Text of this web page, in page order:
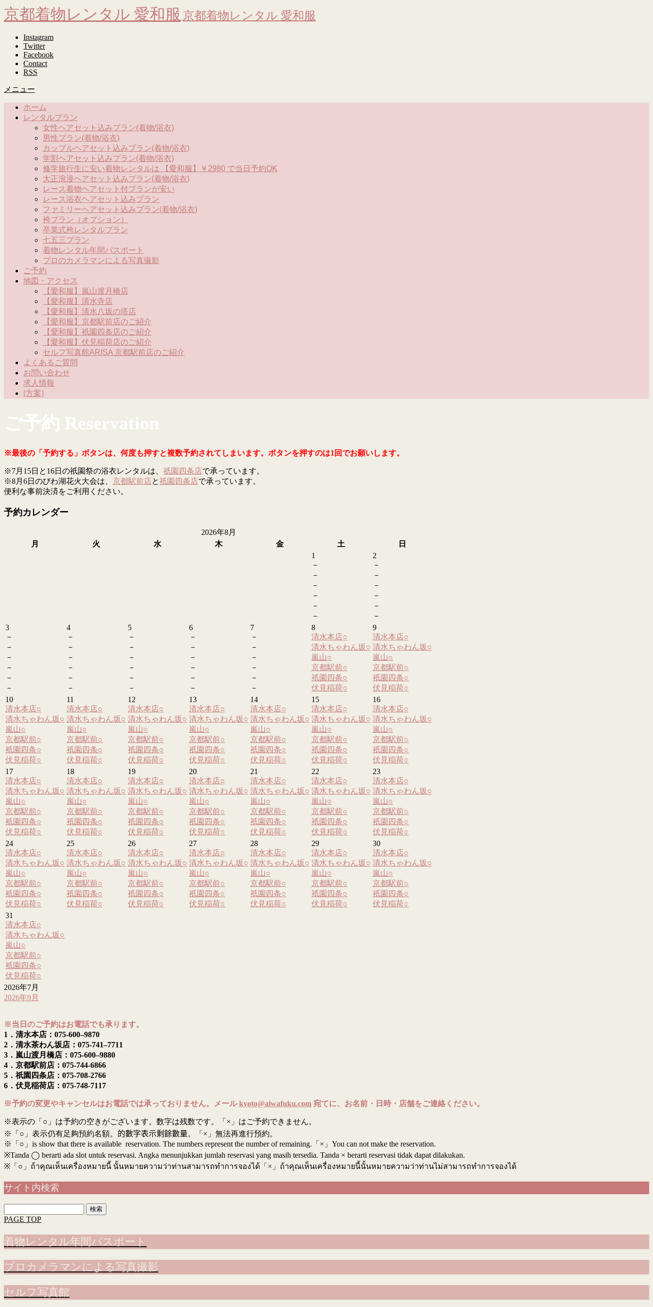
京都着物レンタル 愛和服 京都着物レンタル 愛和服
Instagram
Twitter
Facebook
Contact
RSS
メニュー
ホーム
レンタルプラン
女性ヘアセット込みプラン(着物/浴衣)
男性プラン(着物/浴衣)
カップルヘアセット込みプラン(着物/浴衣)
学割ヘアセット込みプラン(着物/浴衣)
修学旅行生に安い着物レンタルは 【愛和服】￥2980 で当日予約OK
大正浪漫ヘアセット込みプラン(着物/浴衣)
レース着物ヘアセット付プランが安い
レース浴衣ヘアセット込みプラン
ファミリーヘアセット込みプラン(着物/浴衣)
袴プラン（オプション）
卒業式袴レンタルプラン
七五三プラン
着物レンタル年間パスポート
プロのカメラマンによる写真撮影
ご予約
地図・アクセス
【愛和服】嵐山渡月橋店
【愛和服】清水寺店
【愛和服】清水八坂の塔店
【愛和服】京都駅前店のご紹介
【愛和服】祇園四条店のご紹介
【愛和服】伏見稲荷店のご紹介
セルフ写真館ARISA 京都駅前店のご紹介
よくあるご質問
お問い合わせ
求人情報
[方案]
ご予約 Reservation
※最後の「予約する」ボタンは、何度も押すと複数予約されてしまいます。ボタンを押すのは1回でお願いします。
※7月15日と16日の祇園祭の浴衣レンタルは、 祇園四条店で承っています。
※8月6日のびわ湖花火大会は、 京都駅前店と祇園四条店で承っています。
便利な事前決済をご利用ください。
予約カレンダー
2026年8月
月
火 水 木 金 土
日
1
－
－
－
－
－
－
2
－
－
－
－
－
－
3
－
－
－
－
－
－
4
－
－
－
－
－
－
5
－
－
－
－
－
－
6
－
－
－
－
－
－
7
－
－
－
－
－
－
8
清水本店○
清水ちゃわん坂○
嵐山○
京都駅前○
祇園四条○
伏見稲荷○
9
清水本店○
清水ちゃわん坂○
嵐山○
京都駅前○
祇園四条○
伏見稲荷○
10
清水本店○
清水ちゃわん坂○
嵐山○
京都駅前○
祇園四条○
伏見稲荷○
11
清水本店○
清水ちゃわん坂○
嵐山○
京都駅前○
祇園四条○
伏見稲荷○
12
清水本店○
清水ちゃわん坂○
嵐山○
京都駅前○
祇園四条○
伏見稲荷○
13
清水本店○
清水ちゃわん坂○
嵐山○
京都駅前○
祇園四条○
伏見稲荷○
14
清水本店○
清水ちゃわん坂○
嵐山○
京都駅前○
祇園四条○
伏見稲荷○
15
清水本店○
清水ちゃわん坂○
嵐山○
京都駅前○
祇園四条○
伏見稲荷○
16
清水本店○
清水ちゃわん坂○
嵐山○
京都駅前○
祇園四条○
伏見稲荷○
17
清水本店○
清水ちゃわん坂○
嵐山○
京都駅前○
祇園四条○
伏見稲荷○
18
清水本店○
清水ちゃわん坂○
嵐山○
京都駅前○
祇園四条○
伏見稲荷○
19
清水本店○
清水ちゃわん坂○
嵐山○
京都駅前○
祇園四条○
伏見稲荷○
20
清水本店○
清水ちゃわん坂○
嵐山○
京都駅前○
祇園四条○
伏見稲荷○
21
清水本店○
清水ちゃわん坂○
嵐山○
京都駅前○
祇園四条○
伏見稲荷○
22
清水本店○
清水ちゃわん坂○
嵐山○
京都駅前○
祇園四条○
伏見稲荷○
23
清水本店○
清水ちゃわん坂○
嵐山○
京都駅前○
祇園四条○
伏見稲荷○
24
清水本店○
清水ちゃわん坂○
嵐山○
京都駅前○
祇園四条○
伏見稲荷○
25
清水本店○
清水ちゃわん坂○
嵐山○
京都駅前○
祇園四条○
伏見稲荷○
26
清水本店○
清水ちゃわん坂○
嵐山○
京都駅前○
祇園四条○
伏見稲荷○
27
清水本店○
清水ちゃわん坂○
嵐山○
京都駅前○
祇園四条○
伏見稲荷○
28
清水本店○
清水ちゃわん坂○
嵐山○
京都駅前○
祇園四条○
伏見稲荷○
29
清水本店○
清水ちゃわん坂○
嵐山○
京都駅前○
祇園四条○
伏見稲荷○
30
清水本店○
清水ちゃわん坂○
嵐山○
京都駅前○
祇園四条○
伏見稲荷○
31
清水本店○
清水ちゃわん坂○
嵐山○
京都駅前○
祇園四条○
伏見稲荷○
2026年7月
2026年9月
※当日のご予約はお電話でも承ります。
1．清水本店：075-600–9870
2．清水茶わん坂店：075-741–7711
3．嵐山渡月橋店：075-600–9880
4．京都駅前店：075-744-6866
5．祇園四条店：075-708-2766
6．伏見稲荷店：075-748-7117
※予約の変更やキャンセルはお電話では承っておりません。メールkyoto@aiwafuku.com 宛てに、お名前・日時・店舗をご連絡ください。
※表示の「○」は予約の空きがございます。数字は残数です。「×」はご予約できません。
※「○」表示仍有足夠預約名額。 的數字表示剩餘數量。「×」無法再進行預約。
※「○」is show that there is available reservation. The numbers represent the number of remaining.「×」You can not make the reservation.
※Tanda ◯ berarti ada slot untuk reservasi. Angka menunjukkan jumlah reservasi yang masih tersedia. Tanda × berarti reservasi tidak dapat dilakukan.
※ 「○」ถ้าคุณเห็นเครื่องหมายนี้ นั้นหมายความว่าท่านสามารถทำการจองได้「×」ถ้าคุณเห็นเครื่องหมายนี้นั้นหมายความว่าท่านไม่สามารถทำการจองได้
サイト内検索
索:
PAGE TOP
着物レンタル年間パスポート
プロカメラマンによる写真撮影
セルフ写真館